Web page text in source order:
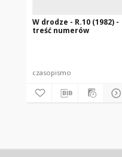
W drodze - R.10 (1982) -
treść numerów
czasopismo